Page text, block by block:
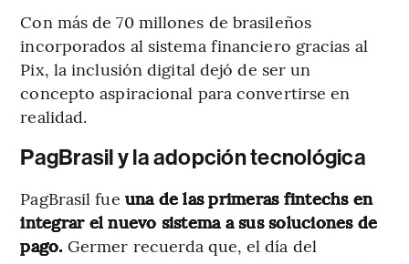
Con más de 70 millones de brasileños
incorporados al sistema financiero gracias al
Pix, la inclusión digital dejó de ser un
concepto aspiracional para convertirse en
realidad.
PagBrasil y la adopción tecnológica
PagBrasil fue una de las primeras fintechs en
integrar el nuevo sistema a sus soluciones de
pago. Germer recuerda que, el día del